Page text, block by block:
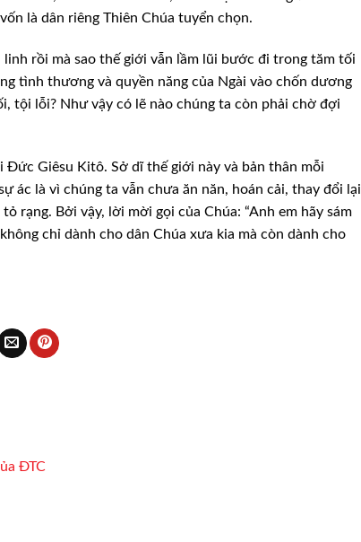
vốn là dân riêng Thiên Chúa tuyển chọn.
linh rồi mà sao thế giới vẫn lầm lũi bước đi trong tăm tối
tình thương và quyền năng của Ngài vào chốn dương
tội lỗi? Như vậy có lẽ nào chúng ta còn phải chờ đợi
Đức Giêsu Kitô. Sở dĩ thế giới này và bản thân mỗi
ác là vì chúng ta vẫn chưa ăn năn, hoán cải, thay đổi lại
rạng. Bởi vậy, lời mời gọi của Chúa: “Anh em hãy sám
chỉ dành cho dân Chúa xưa kia mà còn dành cho
ĐTC